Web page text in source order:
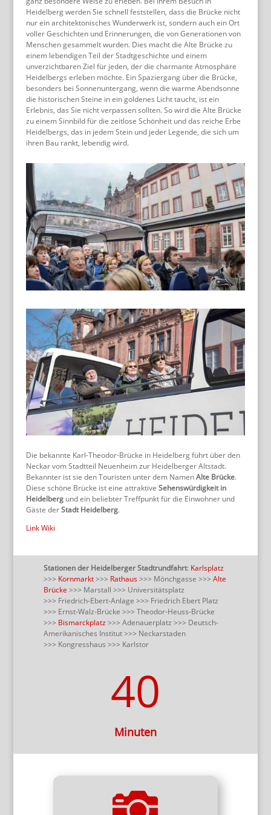
Heidelberg werden Sie schnell feststellen, dass die Brücke nicht
nur ein architektonisches Wunderwerk ist, sondern auch ein Ort
voller Geschichten und Erinnerungen, die von Generationen von
Menschen gesammelt wurden. Dies macht die Alte Brücke zu
einem lebendigen Teil der Stadtgeschichte und einem
unverzichtbaren Ziel für jeden, der die charmante Atmosphäre
Heidelbergs erleben möchte. Ein Spaziergang über die Brücke,
besonders bei Sonnenuntergang, wenn die warme Abendsonne
die historischen Steine in ein goldenes Licht taucht, ist ein
Erlebnis, das Sie nicht verpassen sollten. So wird die Alte Brücke
zu einem Sinnbild für die zeitlose Schönheit und das reiche Erbe
Heidelbergs, das in jedem Stein und jeder Legende, die sich um
ihren Bau rankt, lebendig wird.
Die bekannte Karl-Theodor-Brücke in Heidelberg führt über den
Neckar vom Stadtteil Neuenheim zur Heidelberger Altstadt.
Bekannter ist sie den Touristen unter dem NamenAlte Brücke.
Diese schöne Brücke ist eine attraktive Sehenswürdigkeit in
Heidelbergund ein beliebter Treffpunkt für die Einwohner und
Gäste derStadt Heidelberg.
Link Wiki
Stationen der Heidelberger Stadtrundfahrt: Karlsplatz
>>> Kornmarkt>>> Rathaus>>> Mönchgasse >>>Alte
Brücke >>> Marstall >>> Universitätsplatz
>>> Friedrich-Ebert-Anlage >>> Friedrich Ebert Platz
>>> Ernst-Walz-Brücke >>> Theodor-Heuss-Brücke
>>> Bismarckplatz>>> Adenauerplatz >>> Deutsch-
Amerikanisches Institut >>> Neckarstaden
>>> Kongresshaus >>> Karlstor
40
Minuten
Die schönsten Eindrücke: